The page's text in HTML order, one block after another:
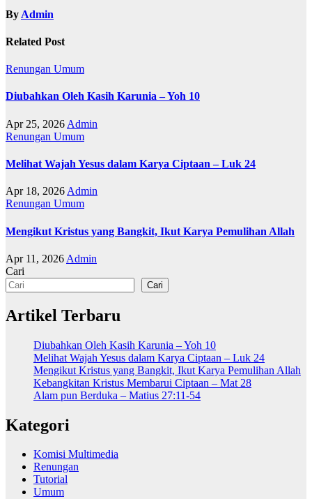
By Admin
Related Post
Renungan Umum
Diubahkan Oleh Kasih Karunia – Yoh 10
Apr 25, 2026 Admin
Renungan Umum
Melihat Wajah Yesus dalam Karya Ciptaan – Luk 24
Apr 18, 2026 Admin
Renungan Umum
Mengikut Kristus yang Bangkit, Ikut Karya Pemulihan Allah
Apr 11, 2026 Admin
Cari
Cari
Artikel Terbaru
Diubahkan Oleh Kasih Karunia – Yoh 10
Melihat Wajah Yesus dalam Karya Ciptaan – Luk 24
Mengikut Kristus yang Bangkit, Ikut Karya Pemulihan Allah
Kebangkitan Kristus Membarui Ciptaan – Mat 28
Alam pun Berduka – Matius 27:11-54
Kategori
Komisi Multimedia
Renungan
Tutorial
Umum